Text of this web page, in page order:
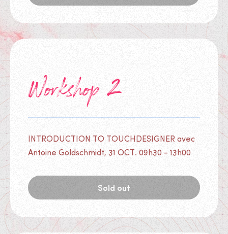
Workshop 2
INTRODUCTION TO TOUCHDESIGNER avec
Antoine Goldschmidt, 31 OCT. 09h30 - 13h00
Sold out